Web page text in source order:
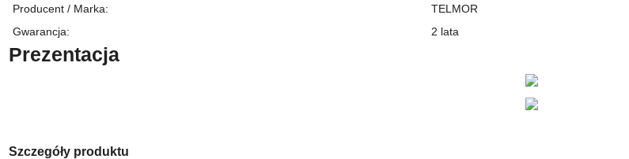
Producent / Marka:
TELMOR
Gwarancja: 2 lata
Prezentacja
Szczegóły produktu